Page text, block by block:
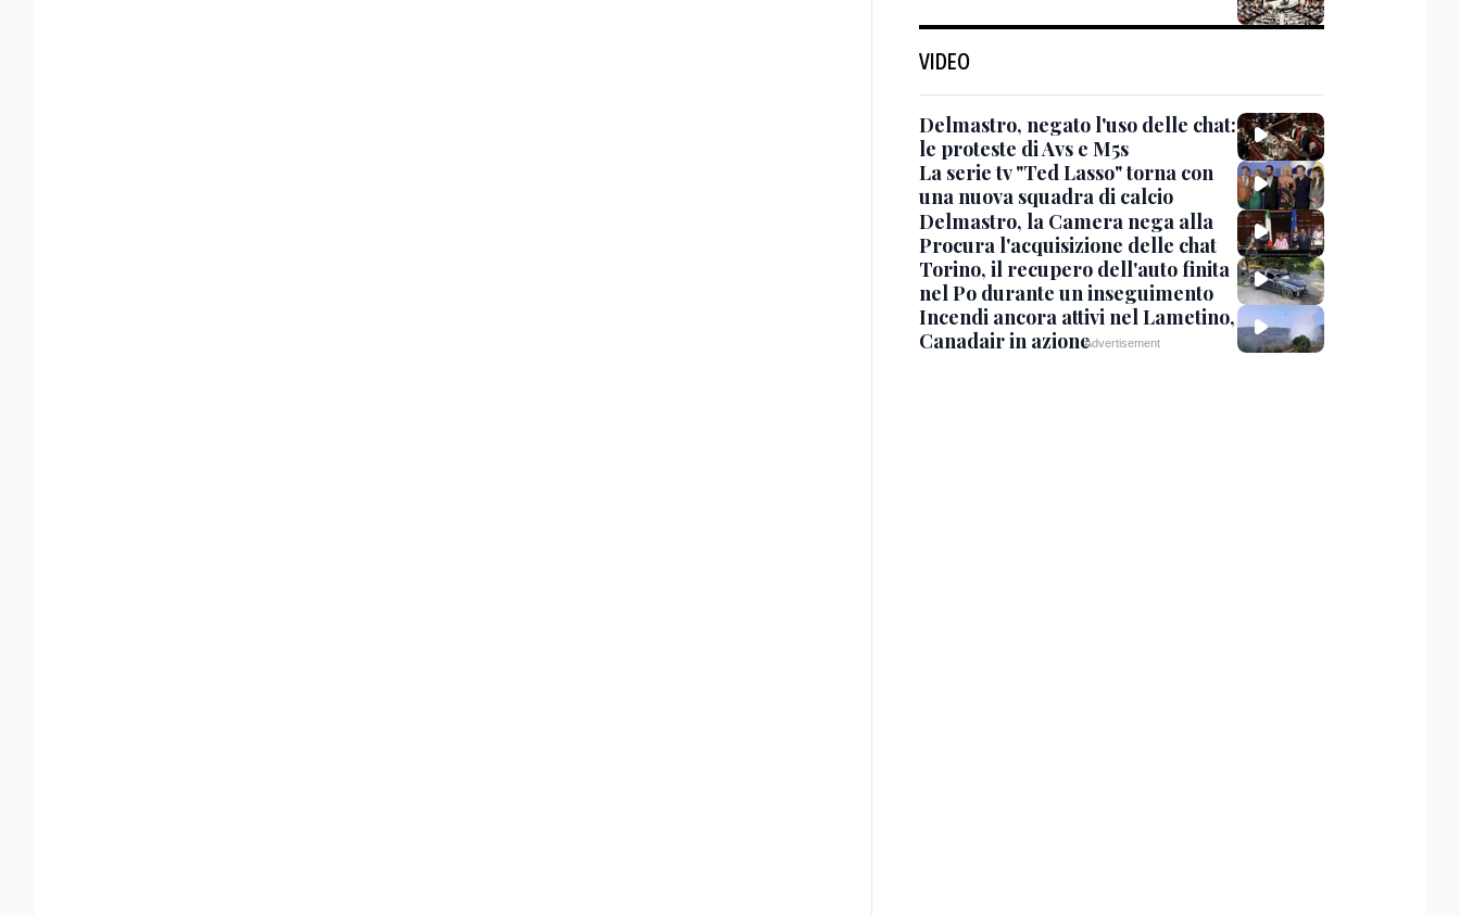
VIDEO
Delmastro, negato l'uso delle chat:
le proteste di Avs e M5s
La serie tv "Ted Lasso" torna con
una nuova squadra di calcio
Delmastro, la Camera nega alla
Procura l'acquisizione delle chat
Torino, il recupero dell'auto finita
nel Po durante un inseguimento
Incendi ancora attivi nel Lametino,
Canadair in azione